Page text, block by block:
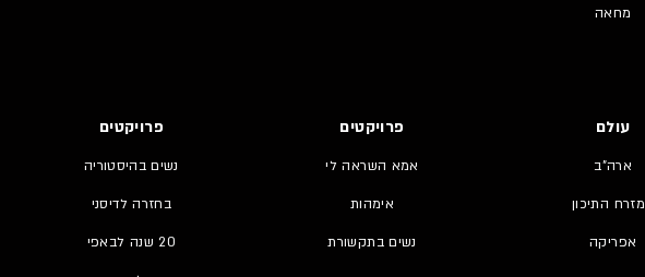
מחאה
עולם
ארה"ב
התיכון
אפריקה
פרויקטים
אמא השראה לי
אימהות
נשים בתקשורת
פרויקטים
נשים בהיסטוריה
בחזרה לדיסני
20 שנה לבאפי